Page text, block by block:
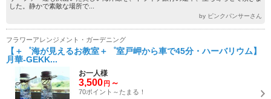
した。静かで素敵な場所で...
by ピンクパンサーさん
フラワーアレンジメント・ガーデニング
【＋゜海が見えるお教室＋゜室戸岬から車で45分・ハーバリウム】
月華-GEKK...
お一人様
3,500 円 ～
70ポイント～たまる！